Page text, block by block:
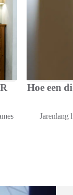
Hoe een
Jarenlang